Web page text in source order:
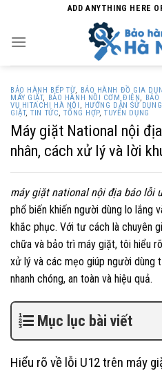
content
ADD ANYTHING HERE
BẢO HÀNH BẾP TỪ, BẢO HÀNH ĐỒ GIA
MÁY GIẶT, BẢO HÀNH NỒI CƠM ĐIỆN,
VỤ HITACHI HÀ NỘI , HƯỚNG DẪN SỬ DỤNG
GIẶT,TIN TỨC,TỔNG HỢP,TUYỂN DỤNG
Máy giặt National nội
nhân, cách xử lý và lời
máy giặt national nội địa báo lỗi
phổ biến khiến người dùng lo lắng
khắc phục. Với tư cách là chuyên
chữa và bảo trì máy giặt, tôi hiểu
xử lý và các mẹo giúp người dùng
nhanh chóng, an toàn và hiệu quả.
Mục lục bài viết
Hiểu rõ về lỗi U12 trên máy